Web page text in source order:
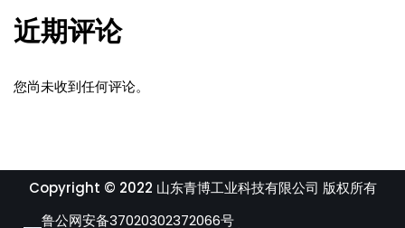
近期评论
您尚未收到任何评论。
Copyright © 2022 山东青博工业科技有限公司 版权所有
鲁公网安备37020302372066号